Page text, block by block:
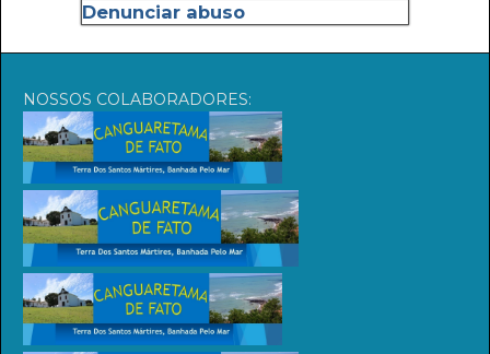
Denunciar abuso
NOSSOS COLABORADORES: